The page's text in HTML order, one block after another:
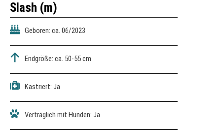
Slash (m)
Geboren: ca. 06/2023
Endgröße: ca. 50-55 cm
Kastriert: Ja
Verträglich mit Hunden: Ja